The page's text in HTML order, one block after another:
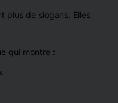
plus de slogans. Elles
qui montre :